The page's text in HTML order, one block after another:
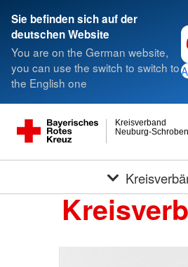
Sie befinden sich auf der
deutschen Website
You are on the German website,
you can use the switch to switch to
the English one
Neuburg-
Kreisverband